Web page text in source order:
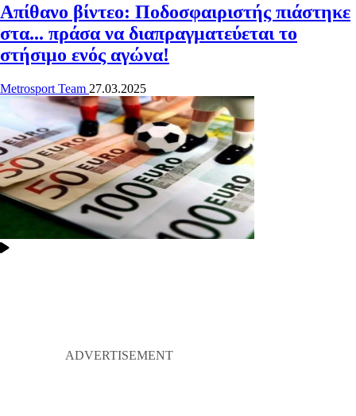
Απίθανο βίντεο: Ποδοσφαιριστής πιάστηκε
στα... πράσα να διαπραγματεύεται το
στήσιμο ενός αγώνα!
Metrosport Team 27.03.2025